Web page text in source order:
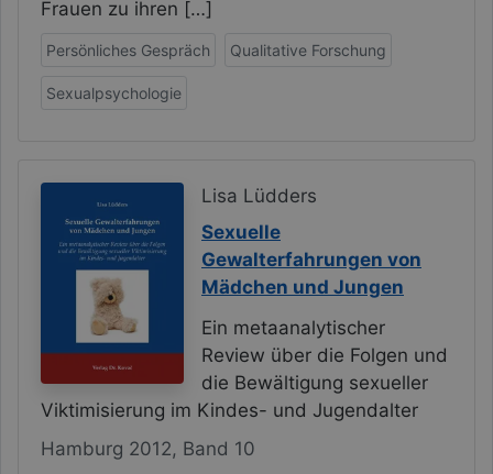
Frauen zu ihren […]
Persönliches Gespräch Qualitative Forschung
Sexualpsychologie
Lisa Lüdders
Sexuelle
Gewalterfahrungen von
Mädchen und Jungen
Ein metaanalytischer
Review über die Folgen und
die Bewältigung sexueller
Viktimisierung im Kindes- und Jugendalter
Hamburg 2012, Band 10